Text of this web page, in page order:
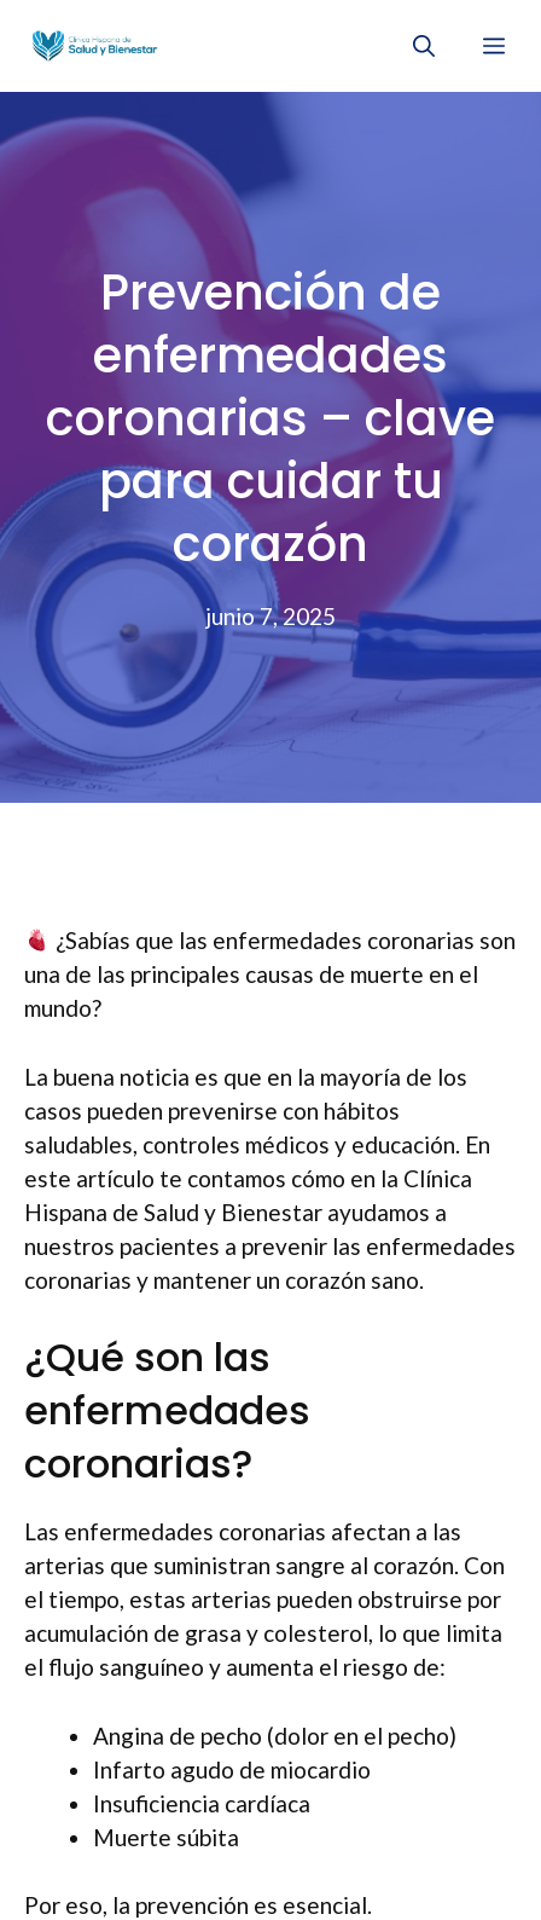
Prevención de
enfermedades
coronarias – clave
para cuidar tu
corazón
junio 7, 2025
¿Sabías que las enfermedades coronarias son
una de las principales causas de muerte en el
mundo?
La buena noticia es que en la mayoría de los
casos pueden prevenirse con hábitos
saludables, controles médicos y educación. En
este artículo te contamos cómo en la Clínica
Hispana de Salud y Bienestar ayudamos a
nuestros pacientes a prevenir las enfermedades
coronarias y mantener un corazón sano.
¿Qué son las
enfermedades
coronarias?
Las enfermedades coronarias afectan a las
arterias que suministran sangre al corazón. Con
el tiempo, estas arterias pueden obstruirse por
acumulación de grasa y colesterol, lo que limita
el flujo sanguíneo y aumenta el riesgo de:
Angina de pecho (dolor en el pecho)
Infarto agudo de miocardio
Insuficiencia cardíaca
Muerte súbita
Por eso, la prevención es esencial.